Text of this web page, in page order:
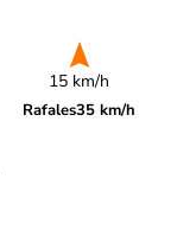
15 km/h
Rafales35 km/h